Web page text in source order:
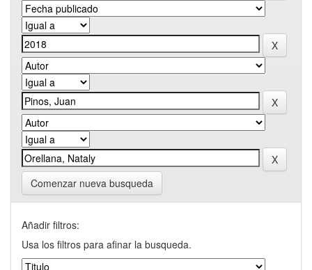
Comenzar nueva busqueda
Añadir filtros:
Usa los filtros para afinar la busqueda.